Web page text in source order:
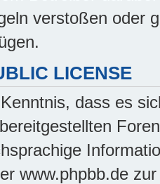
verstoßen oder
LICENSE
dass es
www.phpbb.de